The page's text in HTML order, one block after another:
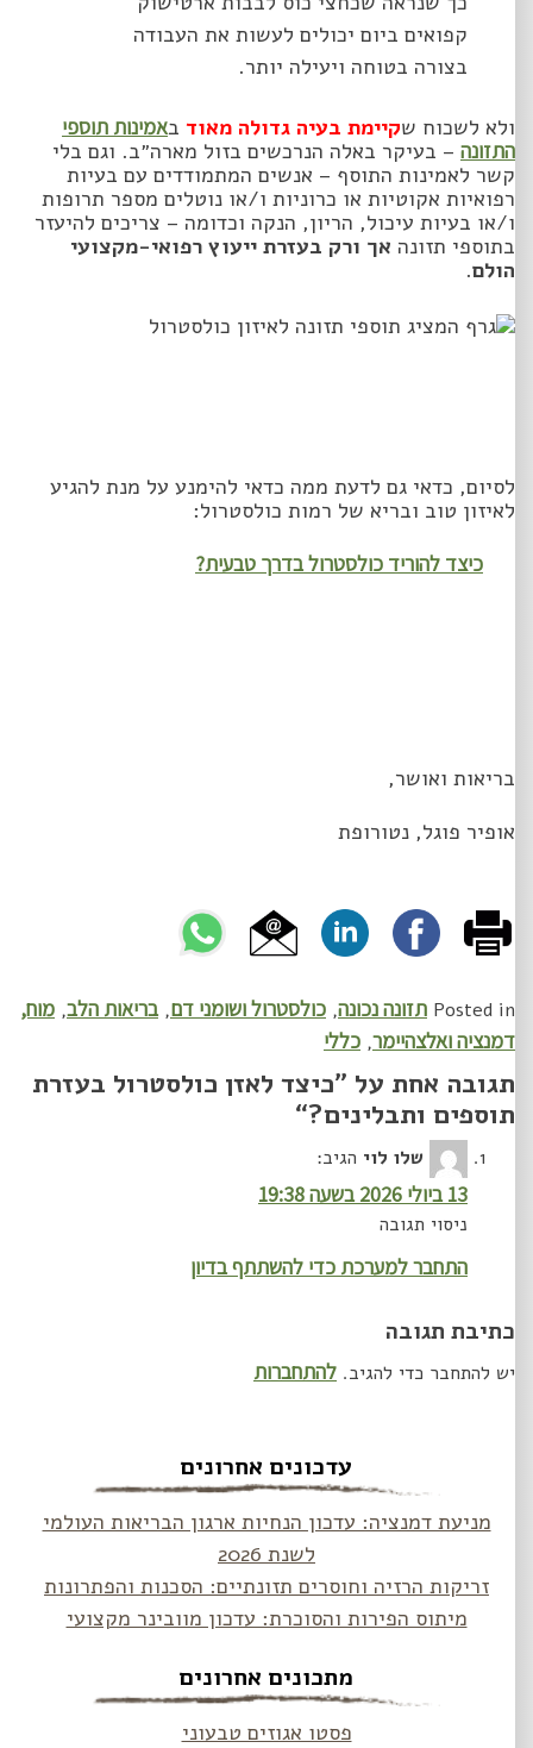
קפואים ביום יכולים לעשות את העבודה
בצורה בטוחה ויעילה יותר.
ולא לשכוח ש קיימת בעיה גדולה מאודב אמינות תוספי
התזונה– בעיקר באלה הנרכשים בזול מארה״ב. וגם בלי
קשר לאמינות התוסף – אנשים המתמודדים עם בעיות
רפואיות אקוטיות או כרוניות ו/או נוטלים מספר תרופות
ו/או בעיות עיכול, הריון, הנקה וכדומה – צריכים להיעזר
בתוספי תזונהאך ורק בעזרת ייעוץ רפואי-מקצועי
הולם.
לסיום, כדאי גם לדעת ממה כדאי להימנע על מנת להגיע
לאיזון טוב ובריא של רמות כולסטרול:
כיצד להוריד כולסטרול בדרך טבעית?
בריאות ואושר,
אופיר פוגל, נטורופת
Posted in תזונה נכונה,כולסטרול ושומני דם,בריאות הלב,מוח,
דמנציה ואלצהיימר,כללי
תגובה אחת על ” כיצד לאזן כולסטרול בעזרת
תוספים ותבלינים?“
שלו לוי הגיב:
13 ביולי 2026 בשעה 19:38
ניסוי תגובה
התחבר למערכת כדי להשתתף בדיון
כתיבת תגובה
יש להתחבר כדי להגיב.להתחברות
עדכונים אחרונים
מניעת דמנציה: עדכון הנחיות ארגון הבריאות העולמי
לשנת 2026
זריקות הרזיה וחוסרים תזונתיים: הסכנות והפתרונות
מיתוס הפירות והסוכרת: עדכון מוובינר מקצועי
מתכונים אחרונים
פסטו אגוזים טבעוני